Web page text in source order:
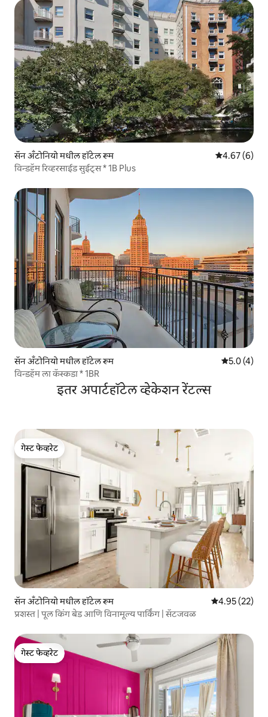
सॅन अँटोनियो मधील हॉटेल रूम 5 पैकी 4.67
4.67 (6)
विन्डहॅम रिव्हरसाईड सुईट्स * 1B Plus
सॅन अँटोनियो मधील हॉटेल रूम 5 पैकी 5.0
5.0 (4)
विन्डहॅम ला कॅस्कडा * 1BR
इतर अपार्टहॉटेल व्हेकेशन रेंटल्स
गेस्ट फेव्हरेट
गेस्ट फेव्हरेट
सॅन अँटोनियो मधील हॉटेल रूम 5 पैकी 4.95
4.95 (22)
प्रशस्त | पूल किंग बेड आणि विनामूल्य पार्किंग | सॅटजवळ
गेस्ट फेव्हरेट
गेस्ट फेव्हरेट